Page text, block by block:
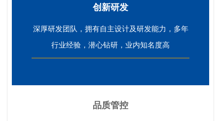
创新研发
深厚研发团队，拥有自主设计及研发能力，多年
行业经验，潜心钻研，业内知名度高
品质管控